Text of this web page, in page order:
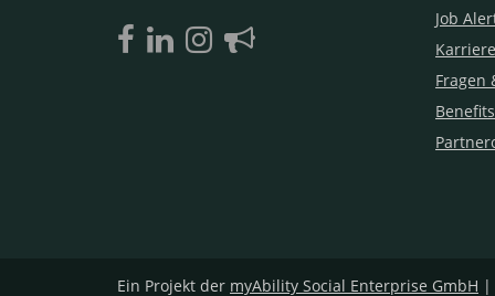
Job
Fragen
Ein Projekt der myAbility Social Enterprise GmbH |